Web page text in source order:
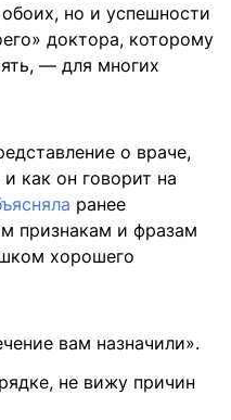
но и успешности
доктора, которому
— для многих
о враче,
как он говорит на
ранее
признакам и фразам
хорошего
вам назначили».
не вижу причин